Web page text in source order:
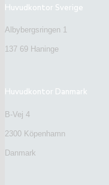
Huvudkontor Sverige
Albybergsringen 1
137 69 Haninge
Huvudkontor Danmark
B-Vej 4
2300 Köpenhamn
Danmark